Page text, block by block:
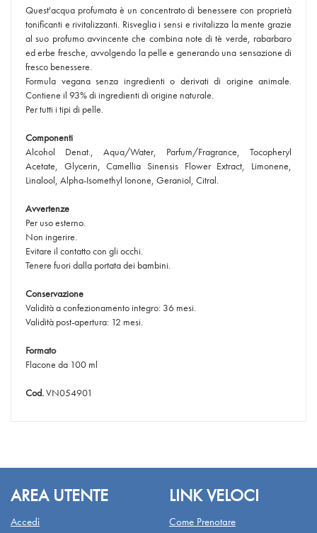
Quest'acqua profumata è un concentrato di benessere con proprietà
tonificanti e rivitalizzanti. Risveglia i sensi e rivitalizza la mente grazie
al suo profumo avvincente che combina note di tè verde, rabarbaro
ed erbe fresche, avvolgendo la pelle e generando una sensazione di
fresco benessere.
Formula vegana senza ingredienti o derivati di origine animale.
Contiene il 93% di ingredienti di origine naturale.
Per tutti i tipi di pelle.
Componenti
Alcohol Denat., Aqua/Water, Parfum/Fragrance, Tocopheryl
Acetate, Glycerin, Camellia Sinensis Flower Extract, Limonene,
Linalool, Alpha-Isomethyl Ionone, Geraniol, Citral.
Avvertenze
Per uso esterno.
Non ingerire.
Evitare il contatto con gli occhi.
Tenere fuori dalla portata dei bambini.
Conservazione
Validità a confezionamento integro: 36 mesi.
Validità post-apertura: 12 mesi.
Formato
Flacone da 100 ml
Cod.VN054901
AREA UTENTE
Accedi
LINK VELOCI
Come Prenotare